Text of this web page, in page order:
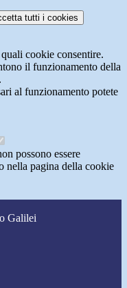
tutti i cookies
cookie consentire.
il funzionamento della
al funzionamento potete
possono essere
nella pagina della cookie
Galilei